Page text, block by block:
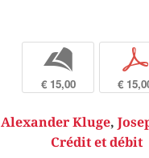
b
€ 15,00
p
€
Alexander Kluge,
Crédit et débit